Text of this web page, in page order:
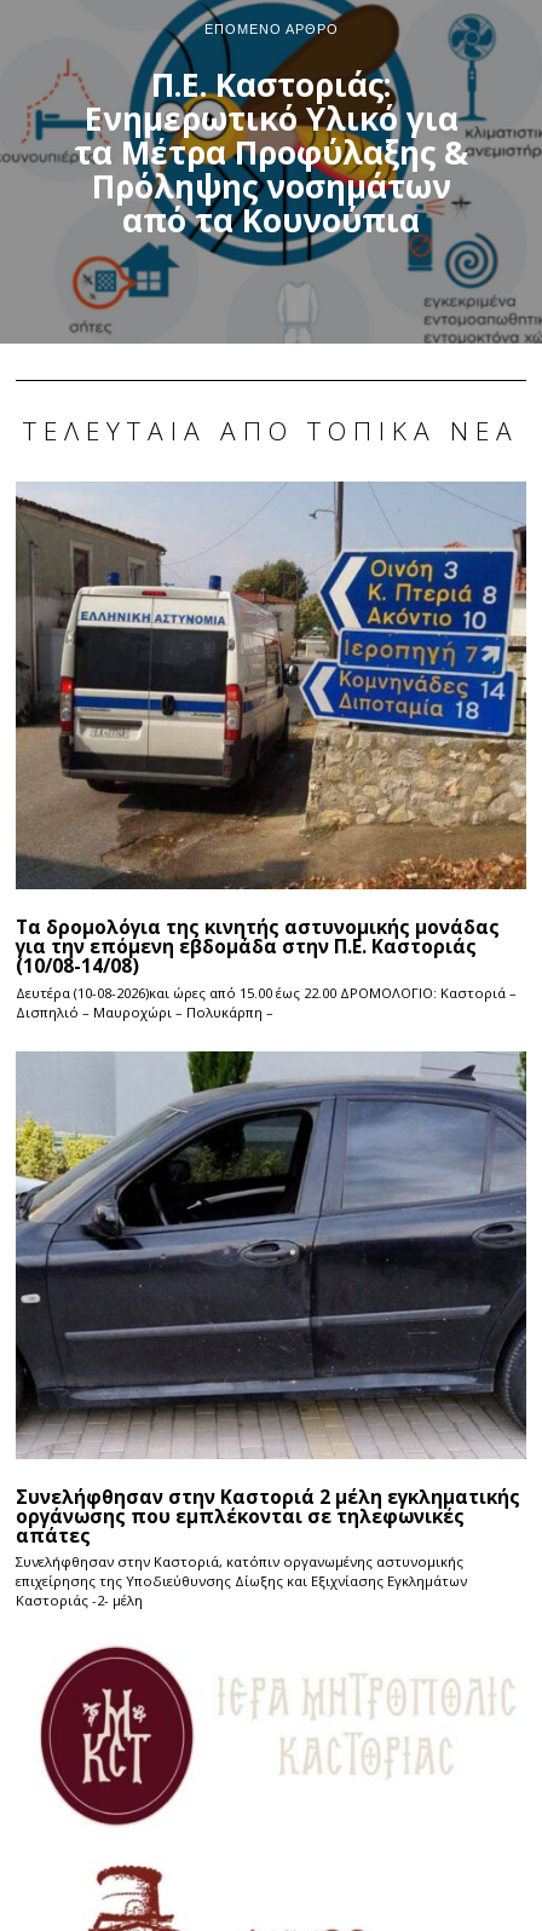
ΕΠΌΜΕΝΟ ΆΡΘΡΟ
Π.Ε. Καστοριάς:
Ενημερωτικό Υλικό για
τα Μέτρα Προφύλαξης &
Πρόληψης νοσημάτων
από τα Κουνούπια
ΤΕΛΕΥΤΑΊΑ ΑΠΌ ΤΟΠΙΚΆ ΝΈΑ
Τα δρομολόγια της κινητής αστυνομικής μονάδας
για την επόμενη εβδομάδα στην Π.Ε. Καστοριάς
(10/08-14/08)
Δευτέρα (10-08-2026)και ώρες από 15.00 έως 22.00 ΔΡΟΜΟΛΟΓΙΟ: Καστοριά –
Δισπηλιό – Μαυροχώρι – Πολυκάρπη –
Συνελήφθησαν στην Καστοριά 2 μέλη εγκληματικής
οργάνωσης που εμπλέκονται σε τηλεφωνικές
απάτες
Συνελήφθησαν στην Καστοριά, κατόπιν οργανωμένης αστυνομικής
επιχείρησης της Υποδιεύθυνσης Δίωξης και Εξιχνίασης Εγκλημάτων
Καστοριάς -2- μέλη